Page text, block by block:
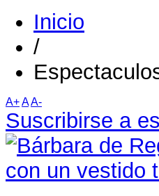
Inicio
/
A+AA-
Suscribirse a